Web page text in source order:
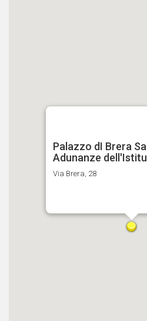
Palazzo dI Brera
Adunanze
Via Brera, 28